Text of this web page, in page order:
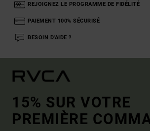
REJOIGNEZ LE PROGRAMME DE FIDÉLITÉ
PAIEMENT 100% SÉCURISÉ
BESOIN D'AIDE ?
15% SUR VOTRE
PREMIÈRE